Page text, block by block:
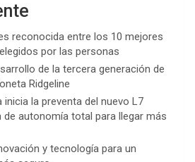
reconocida entre los 10 mejores
por las personas
de la tercera generación de
Ridgeline
la preventa del nuevo L7
de autonomía total para llegar más
y tecnología para un